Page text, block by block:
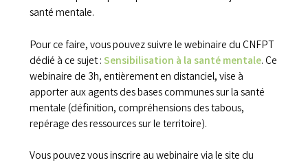
santé mentale.
Pour ce faire, vous pouvez suivre le webinaire du CNFPT
dédié à ce sujet : Sensibilisation à la santé mentale. Ce
webinaire de 3h, entièrement en distanciel, vise à
apporter aux agents des bases communes sur la santé
mentale (définition, compréhensions des tabous,
repérage des ressources sur le territoire).
Vous pouvez vous inscrire au webinaire via le site du